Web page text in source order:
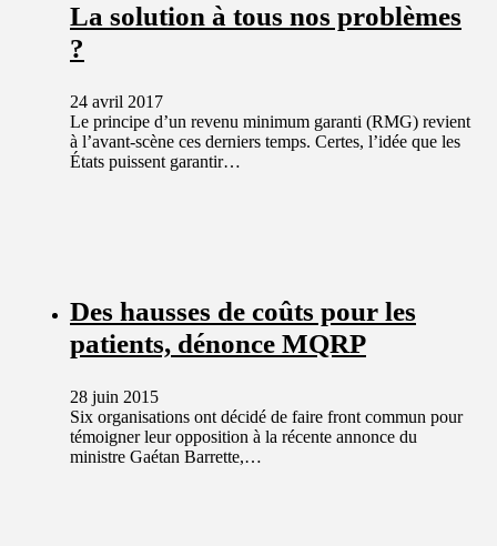
La solution à tous nos problèmes
?
24 avril 2017
Le principe d’un revenu minimum garanti (RMG) revient
à l’avant-scène ces derniers temps. Certes, l’idée que les
États puissent garantir…
Des hausses de coûts pour les
patients, dénonce MQRP
28 juin 2015
Six organisations ont décidé de faire front commun pour
témoigner leur opposition à la récente annonce du
ministre Gaétan Barrette,…